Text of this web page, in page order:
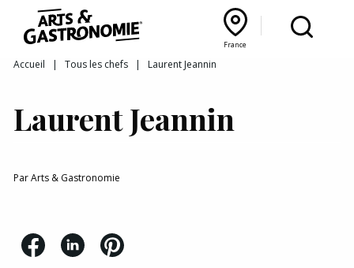
France
Recettes
Reportages
Interviews
Bourgogne Franche‑Comté
France
Lyon Rhône‑Alpes
Accueil | Tous les chefs | Laurent Jeannin
Laurent Jeannin
ParArts & Gastronomie